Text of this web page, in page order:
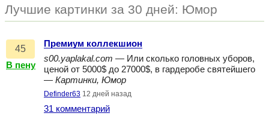
Лучшие картинки за 30 дней: Юмор
45
В пену
Премиум коллекшион
s00.yaplakal.com — Или сколько головных уборов,
ценой от 5000$ до 27000$, в гардеробе святейшего
— Картинки, Юмор
Definder63 12 дней назад
31 комментарий